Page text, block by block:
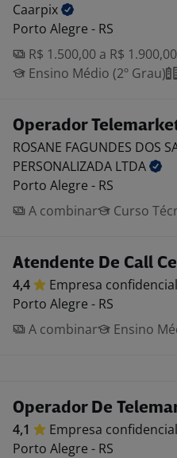
Caarpix
Porto Alegre - RS
R$ 1.500,00 a R$ 1.900,00
Ensino Médio (2º Grau)
Operador
ROSANE FAGUNDES DOS
PERSONALIZADA LTDA
Porto Alegre - RS
A combinar
Curso
Atendente De Call
4,4 Empresa confidencial
Porto Alegre - RS
A combinar
Ensino
Operador De
4,1 Empresa confidencial
Porto Alegre - RS